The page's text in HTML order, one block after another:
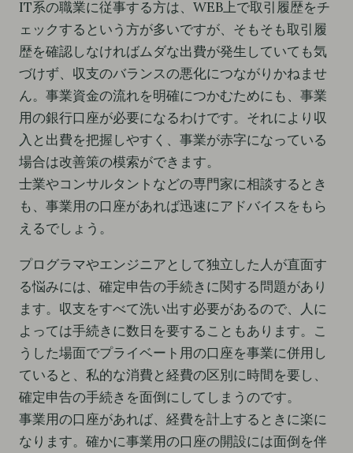
IT系の職業に従事する方は、WEB上で取引履歴をチ
ェックするという方が多いですが、そもそも取引履
歴を確認しなければムダな出費が発生していても気
づけず、収支のバランスの悪化につながりかねませ
ん。事業資金の流れを明確につかむためにも、事業
用の銀行口座が必要になるわけです。それにより収
入と出費を把握しやすく、事業が赤字になっている
場合は改善策の模索ができます。
士業やコンサルタントなどの専門家に相談するとき
も、事業用の口座があれば迅速にアドバイスをもら
えるでしょう。
プログラマやエンジニアとして独立した人が直面す
る悩みには、確定申告の手続きに関する問題があり
ます。収支をすべて洗い出す必要があるので、人に
よっては手続きに数日を要することもあります。こ
うした場面でプライベート用の口座を事業に併用し
ていると、私的な消費と経費の区別に時間を要し、
確定申告の手続きを面倒にしてしまうのです。
事業用の口座があれば、経費を計上するときに楽に
なります。確かに事業用の口座の開設には面倒を伴